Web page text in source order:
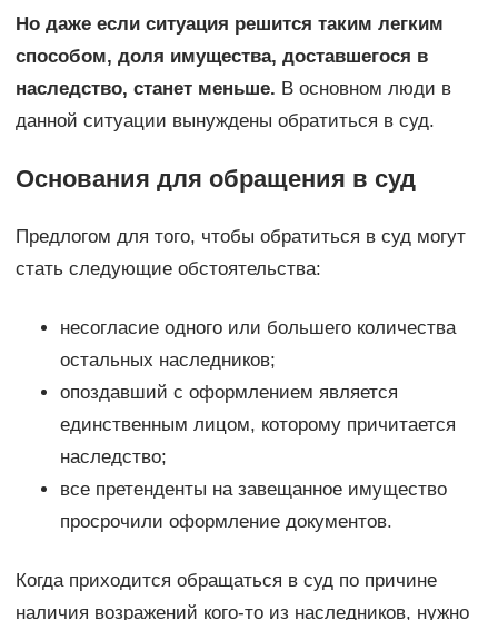
Но даже если ситуация решится таким легким
способом, доля имущества, доставшегося в
наследство, станет меньше. В основном люди в
данной ситуации вынуждены обратиться в суд.
Основания для обращения в суд
Предлогом для того, чтобы обратиться в суд могут
стать следующие обстоятельства:
несогласие одного или большего количества
остальных наследников;
опоздавший с оформлением является
единственным лицом, которому причитается
наследство;
все претенденты на завещанное имущество
просрочили оформление документов.
Когда приходится обращаться в суд по причине
наличия возражений кого-то из наследников, нужно